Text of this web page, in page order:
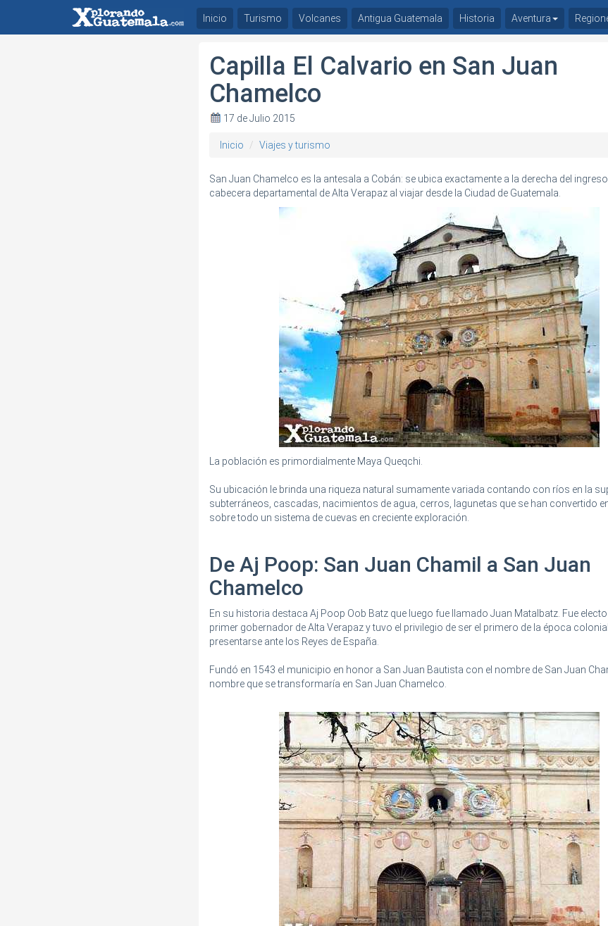
Capilla El Calvario en San Juan
Chamelco
17 de Julio 2015
Inicio Viajes y turismo
San Juan Chamelco es la antesala a Cobán: se ubica exactamente a la derecha del
cabecera departamental de Alta Verapaz al viajar desde la Ciudad de Guatemala.
La población es primordialmente Maya Queqchi.
Su ubicación le brinda una riqueza natural sumamente variada contando con ríos en la
subterráneos, cascadas, nacimientos de agua, cerros, lagunetas que se han convertido
sobre todo un sistema de cuevas en creciente exploración.
De Aj Poop: San Juan Chamil a San Juan
Chamelco
En su historia destaca Aj Poop Oob Batz que luego fue llamado Juan Matalbatz. Fue
primer gobernador de Alta Verapaz y tuvo el privilegio de ser el primero de la época
presentarse ante los Reyes de España.
Fundó en 1543 el municipio en honor a San Juan Bautista con el nombre de San Juan
nombre que se transformaría en San Juan Chamelco.
Inicio Turismo Volcanes Antigua Guatemala Historia Aventura